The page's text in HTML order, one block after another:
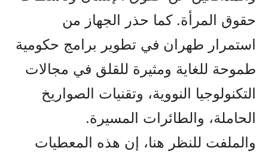
حقوق المرأة. كما حذر الجهاز من
استمرار طهران في تطوير برامج حكومية
طموحة للغاية ومثيرة للقلق في مجالات
التكنولوجيا النووية، وتقنيات الصواريخ
الحاملة، والطائرات المسيرة.
والملفت للنظر هنا، إن هذه المعطيات